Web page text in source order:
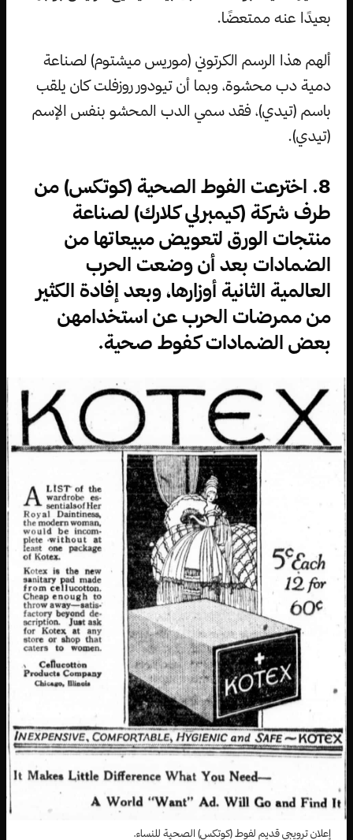
بعيدًا عنه ممتعضًا.
ألهم هذا الرسم الكرتوني (موريس ميشتوم) لصناعة
دمية دب محشوة، وبما أن تيودور روزفلت كان يلقب
باسم (تيدي)، فقد سمي الدب المحشو بنفس الإسم
(تيدي).
8. اخترعت الفوط الصحية (كوتكس) من
طرف شركة (كيمبرلي كلارك) لصناعة
منتجات الورق لتعويض مبيعاتها من
الضمادات بعد أن وضعت الحرب
العالمية الثانية أوزارها، وبعد إفادة الكثير
من ممرضات الحرب عن استخدامهن
بعض الضمادات كفوط صحية.
إعلان ترويجي قديم لفوط (كوتكس) الصحية للنساء.